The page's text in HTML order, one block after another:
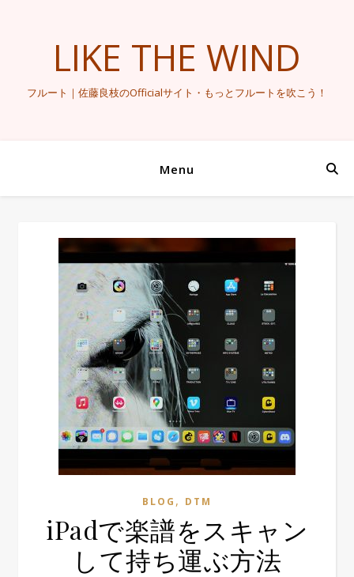
LIKE THE WIND
フルート｜佐藤良枝のOfficialサイト・もっとフルートを吹こう！
Menu
BLOG , DTM
iPadで楽譜をスキャン
して持ち運ぶ方法